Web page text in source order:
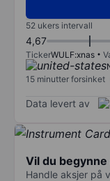
52 ukers intervall
4,67
TickerWULF:xnas
15 minutter forsinket
Data levert av
Vil du
Handle aksjer på